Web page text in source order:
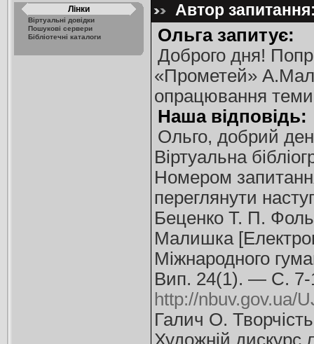
Лінки
Віртуальні довідки
Пошукові сервери
Бібліотечні каталоги
Автор
Ольга запитує:
Доброго дня!
«Прометей»
опрацювання
Наша відповідь:
Ольго, добрий
Віртуальна
Номером
переглянути
Беценко Т. П.
Малишка
Міжнародного
Вип. 24(1). — С.
http://nbuv.gov.ua/
Галич О.
Художній дискурс